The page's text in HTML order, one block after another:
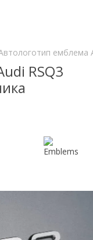
емблема
RSQ3